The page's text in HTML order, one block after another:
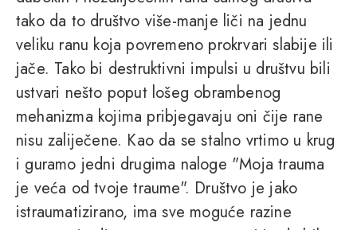
tako da to društvo više-manje liči na jednu
veliku ranu koja povremeno prokrvari slabije ili
jače. Tako bi destruktivni impulsi u društvu bili
ustvari nešto poput lošeg obrambenog
mehanizma kojima pribjegavaju oni čije rane
nisu zaliječene. Kao da se stalno vrtimo u krug
i guramo jedni drugima naloge "Moja trauma
je veća od tvoje traume". Društvo je jako
istraumatizirano, ima sve moguće razine